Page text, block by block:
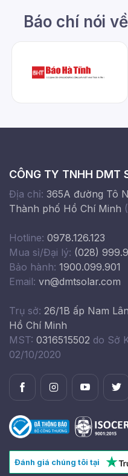
Báo chí nói
CÔNG TY TNHH DMT
Địa chỉ: 365A đường Tô
Thành phố Hồ Chí Minh (
Hotline: 0978.126.123
Mua sỉ/Đại lý: (028)
Bảo hành: 1900.099.901
Email: vn@dmtsolar.com
Trụ sở: 26/1B ấp Nam
Hồ Chí Minh
MST: 0316515502 do Sở
02/10/2020
Đánh giá chúng tôi tại